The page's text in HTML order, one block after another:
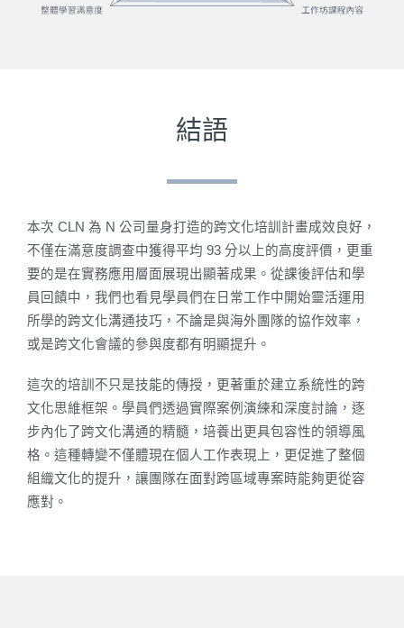
結語
本次 CLN 為 N 公司量身打造的跨文化培訓計畫成效良好，
不僅在滿意度調查中獲得平均 93 分以上的高度評價，更重
要的是在實務應用層面展現出顯著成果。從課後評估和學
員回饋中，我們也看見學員們在日常工作中開始靈活運用
所學的跨文化溝通技巧，不論是與海外團隊的協作效率，
或是跨文化會議的參與度都有明顯提升。
這次的培訓不只是技能的傳授，更著重於建立系統性的跨
文化思維框架。學員們透過實際案例演練和深度討論，逐
步內化了跨文化溝通的精髓，培養出更具包容性的領導風
格。這種轉變不僅體現在個人工作表現上，更促進了整個
組織文化的提升，讓團隊在面對跨區域專案時能夠更從容
應對。